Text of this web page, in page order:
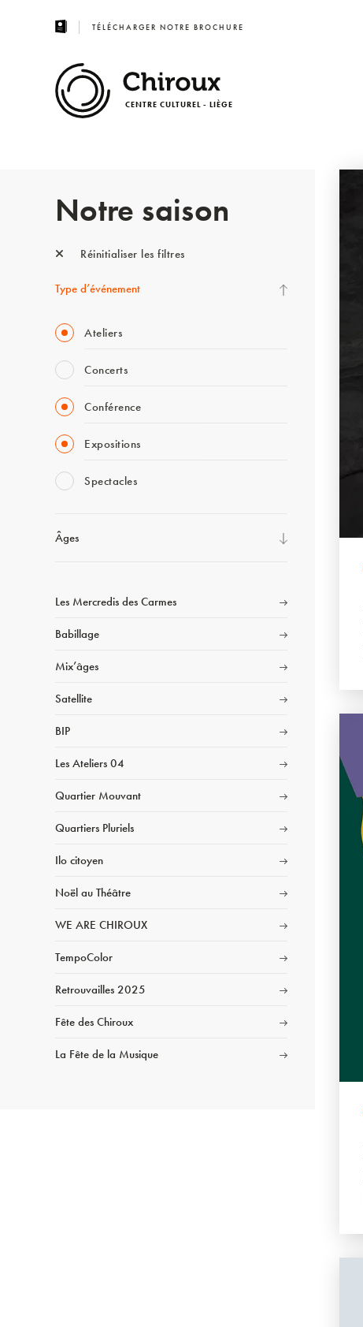
TÉLÉCHARGER NOTRE BROCHURE
CENTRE CULTUREL - LIÈGE
Notre saison
Réinitialiser les filtres
Type d’événement
Ateliers
Concerts
Conférence
Expositions
Spectacles
Âges
Les Mercredis des Carmes
Babillage
Mix’âges
Satellite
BIP
Les Ateliers 04
Quartier Mouvant
Quartiers Pluriels
Ilo citoyen
Noël au Théâtre
WE ARE CHIROUX
TempoColor
Retrouvailles 2025
Fête des Chiroux
La Fête de la Musique